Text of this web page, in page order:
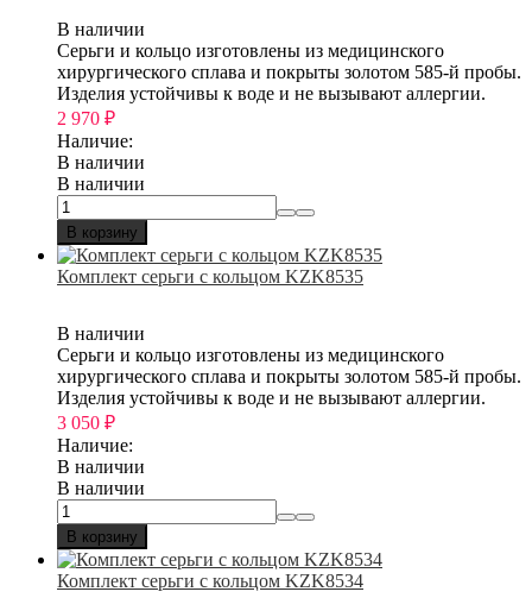
В наличии
Серьги и кольцо изготовлены из медицинского
хирургического сплава и покрыты золотом 585-й пробы.
Изделия устойчивы к воде и не вызывают аллергии.
2 970 ₽
Наличие:
В наличии
В наличии
В корзину
Комплект серьги с кольцом KZK8535
В наличии
Серьги и кольцо изготовлены из медицинского
хирургического сплава и покрыты золотом 585-й пробы.
Изделия устойчивы к воде и не вызывают аллергии.
3 050 ₽
Наличие:
В наличии
В наличии
В корзину
Комплект серьги с кольцом KZK8534